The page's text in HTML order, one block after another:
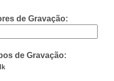
de Gravação:
de Gravação: